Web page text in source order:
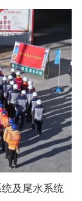
及尾水系统